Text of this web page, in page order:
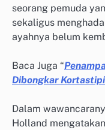
seorang pemuda
sekaligus
ayahnya belum
Baca Juga “
Dibongkar
Dalam
Holland